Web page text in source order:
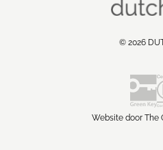
© 2026
Website door The